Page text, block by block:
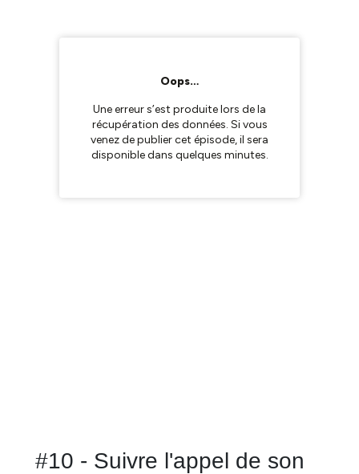
#10 - Suivre l'appel de son